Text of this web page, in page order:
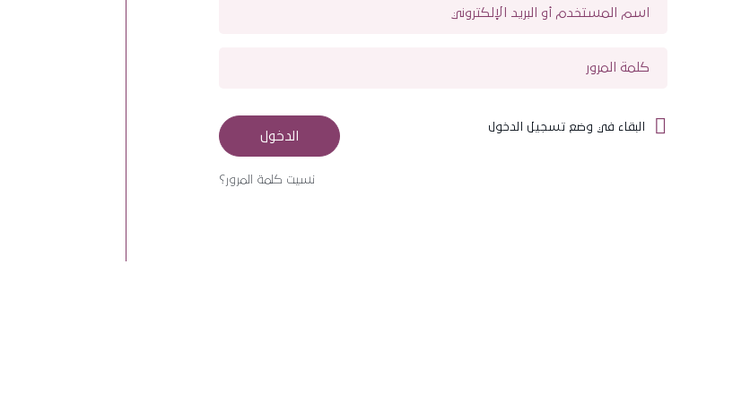
البقاء في وضع تسجيل الدخول
نسيت كلمة المرور؟